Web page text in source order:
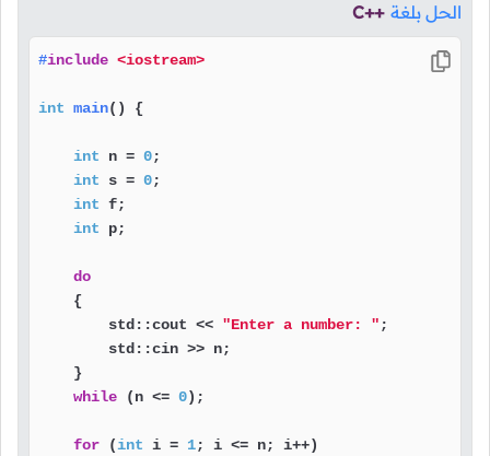
الحل بلغة C++
#include <iostream>
int main() {
int n = 0;
int s = 0;
int f;
int p;
do
    {
        std::cout <<
"Enter a number: " ;
        std::cin >> n;
    }
while (n <= 0);
for (int i = 1; i <= n; i++)